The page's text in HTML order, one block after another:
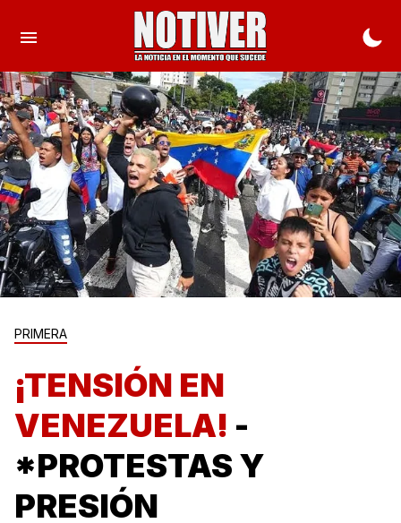
PRIMERA
¡TENSIÓN EN
VENEZUELA! -
*PROTESTAS Y
PRESIÓN